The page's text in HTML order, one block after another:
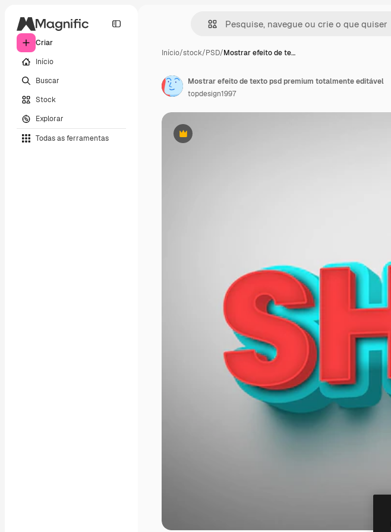
Criar
Início
Buscar
Stock
Explorar
Todas as ferramentas
Início/stock/PSD/Mostrar efeito de te…
Premium
Mostrar efeito de texto psd premium totalmente editável
topdesign1997